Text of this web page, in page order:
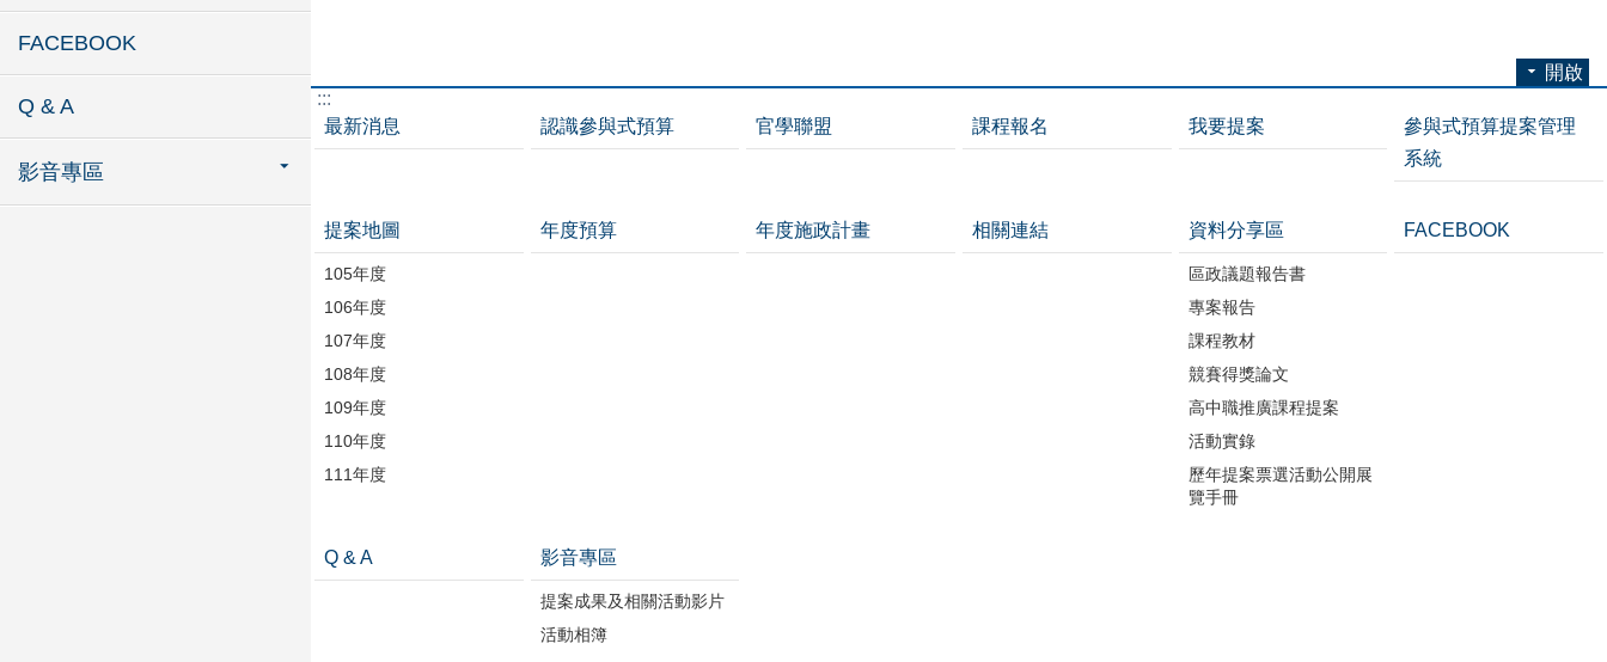
FACEBOOK
Q & A
影音專區
開啟
:::
最新消息
認識參與式預算 官學聯盟 課程報名 我要提案
參與式預算提案管理
系統
提案地圖
105年度
106年度
107年度
108年度
109年度
110年度
111年度
年度預算 年度施政計畫 相關連結 資料分享區
區政議題報告書
專案報告
課程教材
競賽得獎論文
高中職推廣課程提案
活動實錄
歷年提案票選活動公開展
覽手冊
FACEBOOK
Q & A 影音專區
提案成果及相關活動影片
活動相簿